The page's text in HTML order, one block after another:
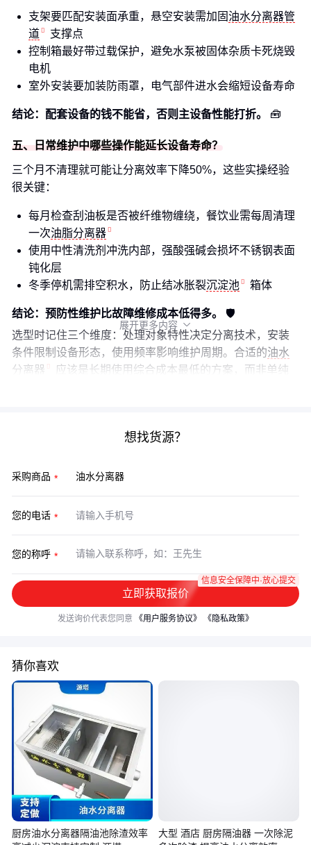
支架要匹配安装面承重，悬空安装需加固 油水分离器管
道
支撑点
控制箱最好带过载保护，避免水泵被固体杂质卡死烧毁
电机
室外安装要加装防雨罩，电气部件进水会缩短设备寿命
结论：配套设备的钱不能省，否则主设备性能打折。 🧰
五、日常维护中哪些操作能延长设备寿命？
三个月不清理就可能让分离效率下降50%，这些实操经验
很关键：
每月检查刮油板是否被纤维物缠绕，餐饮业需每周清理
一次油脂分离器
使用中性清洗剂冲洗内部，强酸强碱会损坏不锈钢表面
钝化层
冬季停机需排空积水，防止结冰胀裂沉淀池 箱体
结论：预防性维护比故障维修成本低得多。
🛡️
选型时记住三个维度：处理对象特性决定分离技术，安装
条件限制设备形态，使用频率影响维护周期。合适的油水
分离器
应该是长期使用综合成本最低的方案，而非单纯
展开更多内容 
想找货源？
采购商品
您的电话
您的称呼
立即获取报价
信息安全保障中·放心提交
发送询价代表您同意 《用户服务协议》 《隐私政策》
猜你喜欢
厨房油水分离器隔油池除渣效率
大型 酒店 厨房隔油器 一次除泥